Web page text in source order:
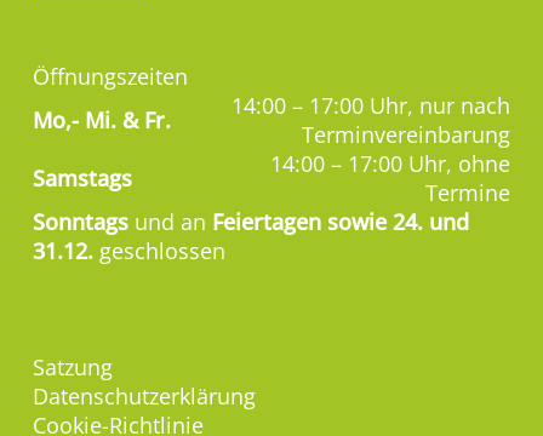
Öffnungszeiten
Mo,- Mi. & Fr.
14:00 – 17:00 Uhr, nur nach
Terminvereinbarung
Samstags
14:00 – 17:00 Uhr, ohne
Termine
Sonntags und an Feiertagen sowie 24. und
31.12. geschlossen
Satzung
Datenschutzerklärung
Cookie-Richtlinie